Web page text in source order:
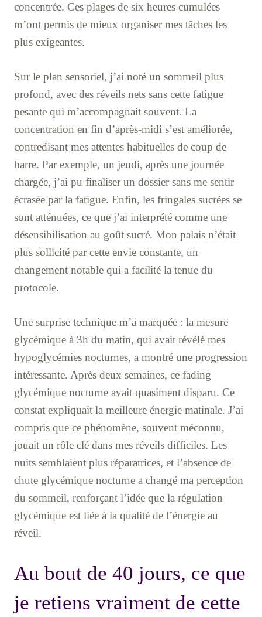
concentrée. Ces plages de six heures cumulées
m’ont permis de mieux organiser mes tâches les
plus exigeantes.
Sur le plan sensoriel, j’ai noté un sommeil plus
profond, avec des réveils nets sans cette fatigue
pesante qui m’accompagnait souvent. La
concentration en fin d’après-midi s’est améliorée,
contredisant mes attentes habituelles de coup de
barre. Par exemple, un jeudi, après une journée
chargée, j’ai pu finaliser un dossier sans me sentir
écrasée par la fatigue. Enfin, les fringales sucrées se
sont atténuées, ce que j’ai interprété comme une
désensibilisation au goût sucré. Mon palais n’était
plus sollicité par cette envie constante, un
changement notable qui a facilité la tenue du
protocole.
Une surprise technique m’a marquée : la mesure
glycémique à 3h du matin, qui avait révélé mes
hypoglycémies nocturnes, a montré une progression
intéressante. Après deux semaines, ce fading
glycémique nocturne avait quasiment disparu. Ce
constat expliquait la meilleure énergie matinale. J’ai
compris que ce phénomène, souvent méconnu,
jouait un rôle clé dans mes réveils difficiles. Les
nuits semblaient plus réparatrices, et l’absence de
chute glycémique nocturne a changé ma perception
du sommeil, renforçant l’idée que la régulation
glycémique est liée à la qualité de l’énergie au
réveil.
Au bout de 40 jours, ce que
je retiens vraiment de cette